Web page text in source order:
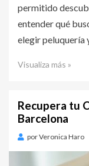
permitido
entender qué
elegir peluquería
Visualiza más »
Recupera tu
Barcelona
porVeronica Haro